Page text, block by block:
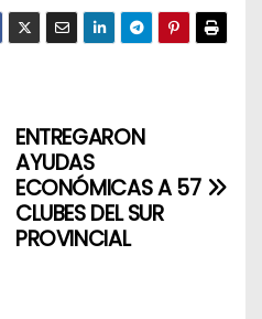
ENTREGARON
AYUDAS
ECONÓMICAS A 57
CLUBES DEL SUR
PROVINCIAL